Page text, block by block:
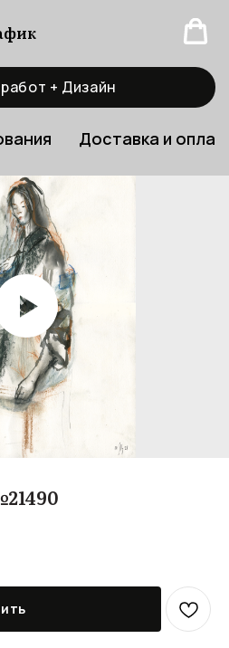
+ Дизайн
Доставка и